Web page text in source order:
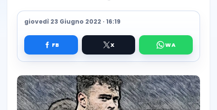
giovedì 23 Giugno 2022 · 16:19